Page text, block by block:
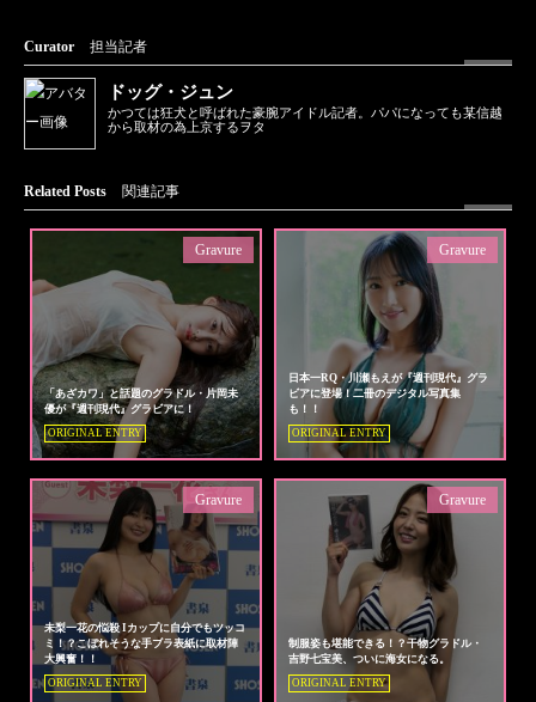
Curator 担当記者
ドッグ・ジュン
かつては狂犬と呼ばれた豪腕アイドル記者。パパになっても某信越
から取材の為上京するヲタ
Related Posts 関連記事
「あざカワ」と話題のグラドル・片岡未
優が『週刊現代』グラビアに！
ORIGINAL ENTRY
Gravure
日本一RQ・川瀬もえが『週刊現代』グラ
ビアに登場！二冊のデジタル写真集
も！！
ORIGINAL ENTRY
Gravure
未梨一花の悩殺 Iカップに自分でもツッコ
ミ！？こぼれそうな手ブラ表紙に取材陣
大興奮！！
ORIGINAL ENTRY
Gravure
制服姿も堪能できる！？干物グラドル・
吉野七宝美、ついに海女になる。
ORIGINAL ENTRY
Gravure